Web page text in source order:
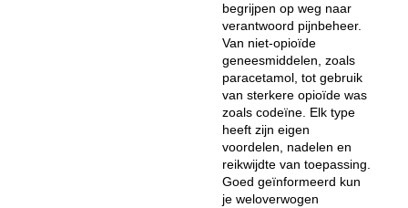
begrijpen op weg naar
verantwoord pijnbeheer.
Van niet-opioïde
geneesmiddelen, zoals
paracetamol, tot gebruik
van sterkere opioïde was
zoals codeïne. Elk type
heeft zijn eigen
voordelen, nadelen en
reikwijdte van toepassing.
Goed geïnformeerd kun
je weloverwogen